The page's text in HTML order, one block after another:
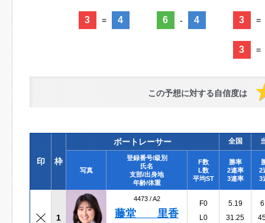
3 = 4 6 - 4 3 =
3 =
この予想に対する自信度は
印 枠
ボートレーサー 全国
写真
登録番号/級別
氏名
支部/出身地
年齢/体重
F数
L数
平均ST
勝率
2連率
3連率
2
3
1
4473 /A2
藤堂 里香
F0
L0
5.19
31.25